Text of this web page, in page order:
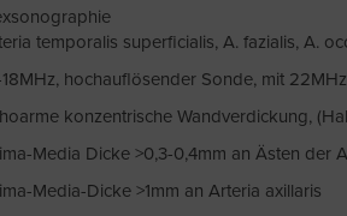
temporalis superficialis, A. fazialis, A.
18MHz, hochauflösender Sonde, mit
konzentrische Wandverdickung,
Media Dicke >0,3-0,4mm an Ästen der
Media-Dicke >1mm an Arteria axillaris